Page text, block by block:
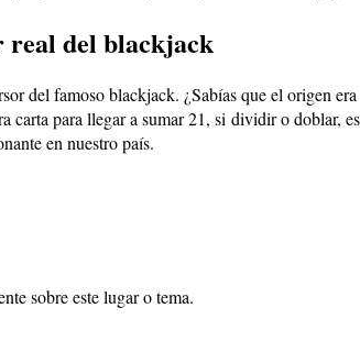
del blackjack
del famoso blackjack. ¿Sabías que el origen
carta para llegar a sumar 21, si dividir o doblar,
en nuestro país.
sobre este lugar o tema.